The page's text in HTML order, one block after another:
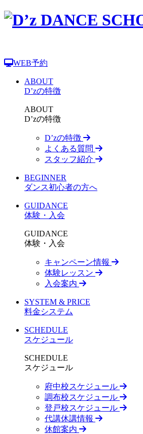
WEB予約
ABOUT
D’zの特徴
ABOUT
D’zの特徴
D’zの特徴
よくある質問
スタッフ紹介
BEGINNER
ダンス初心者の方へ
GUIDANCE
体験・入会
GUIDANCE
体験・入会
キャンペーン情報
体験レッスン
入会案内
SYSTEM & PRICE
料金システム
SCHEDULE
スケジュール
SCHEDULE
スケジュール
府中校スケジュール
調布校スケジュール
登戸校スケジュール
代講休講情報
休館案内